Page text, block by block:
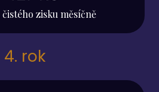
čistého zisku měsíčně
4. rok